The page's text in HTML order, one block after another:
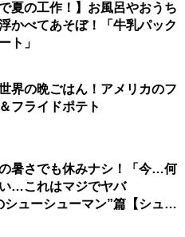
夏の工作！】お風呂やおうち
かべてあそぼ！「牛乳パック
ト」
界の晩ごはん！アメリカのフ
フライドポテト
暑さでも休みナシ！「今…何
…これはマジでヤバ
ューシューマン”篇【シュー